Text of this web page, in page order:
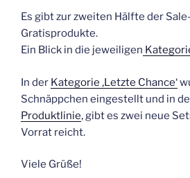
Es gibt zur zweiten Hälfte der
Gratisprodukte.
Ein Blick in die jeweiligen
In der Kategorie ‚Letzte Chance‘
Schnäppchen eingestellt und in
Produktlinie‚ gibt es zwei neue
Vorrat reicht.
Viele Grüße!